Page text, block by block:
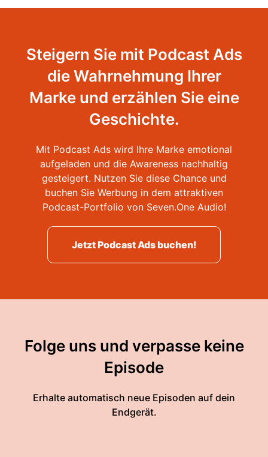
Steigern Sie mit Podcast Ads
die Wahrnehmung Ihrer
Marke und erzählen Sie eine
Geschichte.
Mit Podcast Ads wird Ihre Marke emotional
aufgeladen und die Awareness nachhaltig
gesteigert. Nutzen Sie diese Chance und
buchen Sie Werbung in dem attraktiven
Podcast-Portfolio von Seven.One Audio!
Jetzt Podcast Ads buchen!
Folge uns und verpasse keine
Episode
Erhalte automatisch neue Episoden auf dein
Endgerät.